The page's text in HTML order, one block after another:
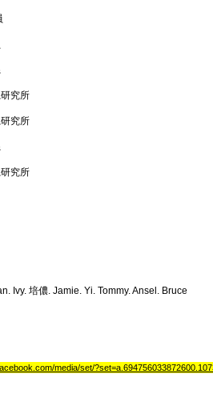
究所
究所
究所
Ivy. 培儂. Jamie. Yi. Tommy. Ansel. Bruce
media/set/